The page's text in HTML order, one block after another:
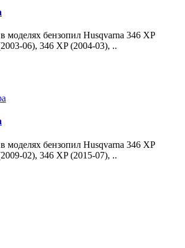
моделях бензопил Husqvarna 346 XP
06), 346 XP (2004-03), ..
моделях бензопил Husqvarna 346 XP
02), 346 XP (2015-07), ..